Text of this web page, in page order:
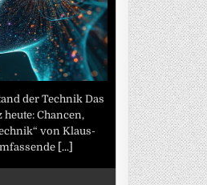
der Technik Das
Chancen,
von Klaus-
[...]